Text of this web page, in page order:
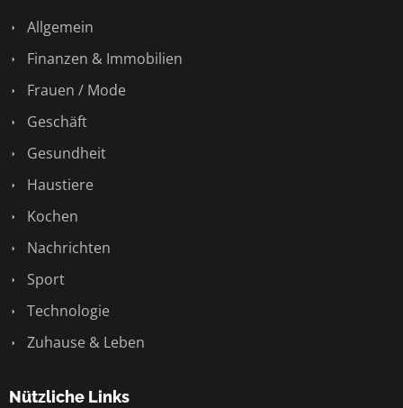
Allgemein
Finanzen & Immobilien
Frauen / Mode
Geschäft
Gesundheit
Haustiere
Kochen
Nachrichten
Sport
Technologie
Zuhause & Leben
Nützliche Links